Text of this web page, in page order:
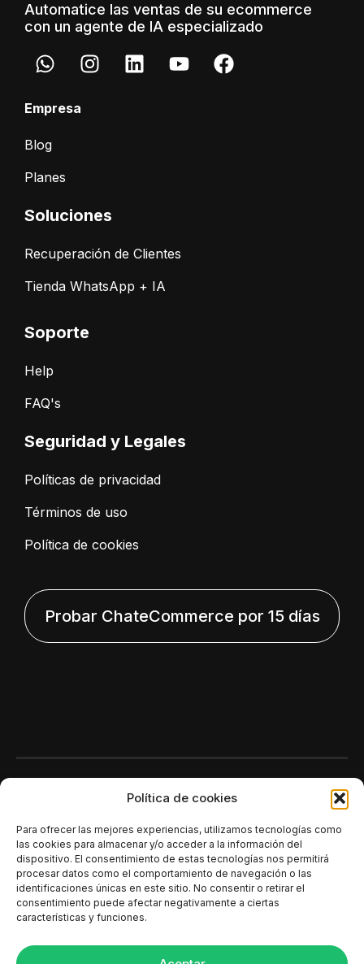
Polí­tica de cookies
Para ofrecer las mejores experiencias, utilizamos tecnologías como
las cookies para almacenar y/o acceder a la información del
dispositivo. El consentimiento de estas tecnologías nos permitirá
procesar datos como el comportamiento de navegación o las
identificaciones únicas en este sitio. No consentir o retirar el
consentimiento puede afectar negativamente a ciertas
características y funciones.
Automatice las ventas de su ecommerce
con un agente de IA especializado
Empresa
Blog
Planes
Soluciones
Recuperación de Clientes
Tienda WhatsApp + IA
Soporte
Help
FAQ's
Seguridad y Legales
Políticas de privacidad
Términos de uso
Política de cookies
Probar ChateCommerce por 15 días